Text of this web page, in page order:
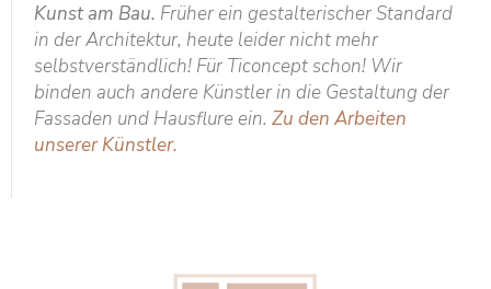
Kunst am Bau. Früher ein gestalterischer Standard
in der Architektur, heute leider nicht mehr
selbstverständlich! Für Ticoncept schon! Wir
binden auch andere Künstler in die Gestaltung der
Fassaden und Hausflure ein. Zu den Arbeiten
unserer Künstler.